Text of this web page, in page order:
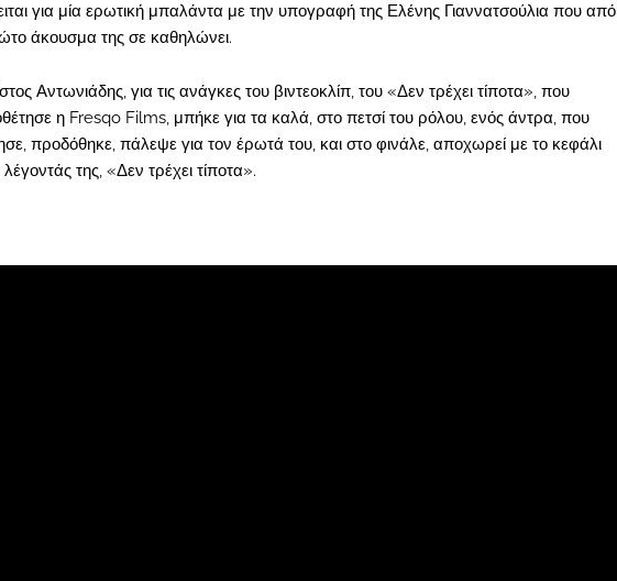
για μία ερωτική μπαλάντα με την υπογραφή της Ελένης Γιαννατσούλια που από
άκουσμα της σε καθηλώνει.
Αντωνιάδης, για τις ανάγκες του βιντεοκλίπ, του «Δεν τρέχει τίποτα», που
η Fresqo Films, μπήκε για τα καλά, στο πετσί του ρόλου, ενός άντρα, που
προδόθηκε, πάλεψε για τον έρωτά του, και στο φινάλε, αποχωρεί με το κεφάλι
της, «Δεν τρέχει τίποτα».